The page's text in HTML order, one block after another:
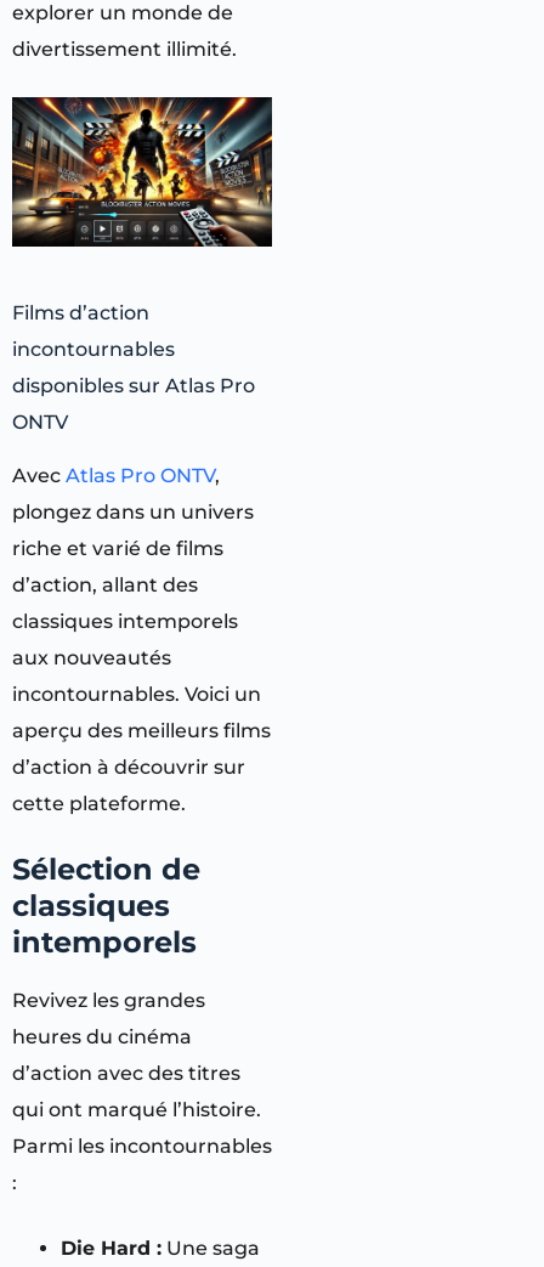
explorer un monde de
divertissement illimité.
Films d’action
incontournables
disponibles sur Atlas Pro
ONTV
Avec Atlas Pro ONTV,
plongez dans un univers
riche et varié de films
d’action, allant des
classiques intemporels
aux nouveautés
incontournables. Voici un
aperçu des meilleurs films
d’action à découvrir sur
cette plateforme.
Sélection de
classiques
intemporels
Revivez les grandes
heures du cinéma
d’action avec des titres
qui ont marqué l’histoire.
Parmi les incontournables
:
Die Hard : Une saga